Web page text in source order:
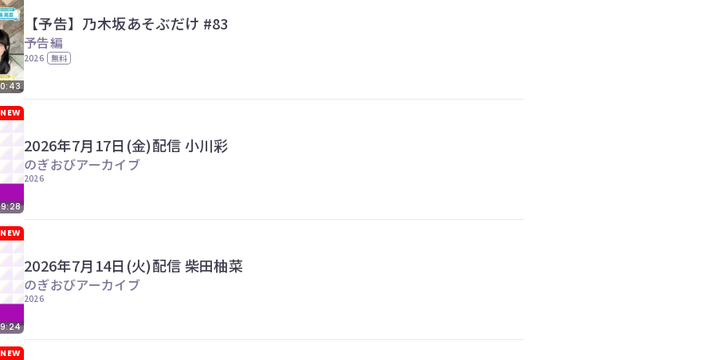
【予告】乃木坂あそぶだけ #83
予告編
2026 無料
NEW
2026年7月17日(金)配信 小川彩
のぎおびアーカイブ
2026
NEW
2026年7月14日(火)配信 柴田柚菜
のぎおびアーカイブ
2026
NEW